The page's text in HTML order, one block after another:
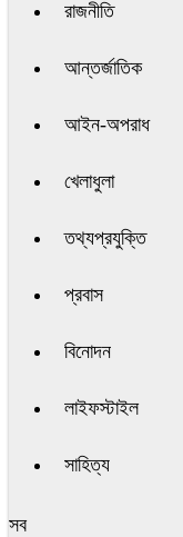
রাজনীতি
আন্তর্জাতিক
আইন-অপরাধ
খেলাধুলা
তথ্যপ্রযুক্তি
প্রবাস
বিনোদন
লাইফস্টাইল
সাহিত্য
সব